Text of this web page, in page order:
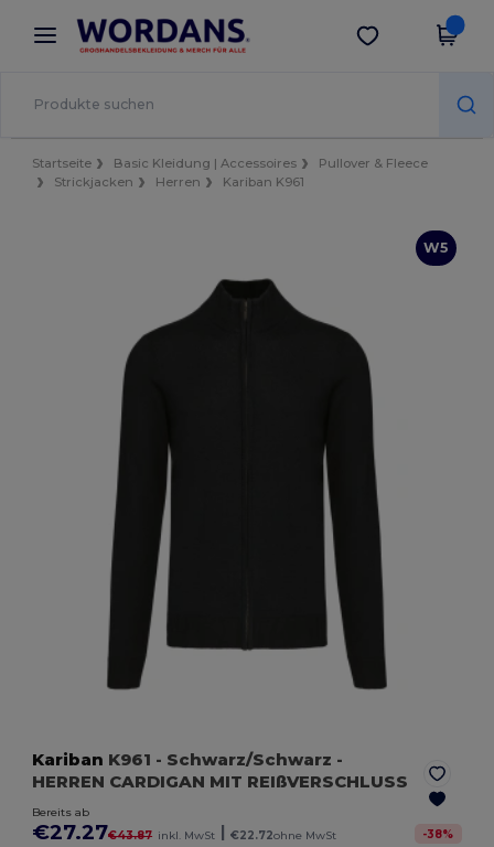
× Wordans App
Bessere Preise in der App!
App holen
Startseite Basic Kleidung | Accessoires
Pullover & Fleece
Strickjacken
Herren Kariban K961
W5
Kariban K961 - Schwarz/Schwarz -
HERREN CARDIGAN MIT REIßVERSCHLUSS
Bereits ab
€27.27€43.87 inkl. MwSt | €22.72ohne MwSt -38%